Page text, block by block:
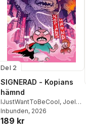
Del 2
SIGNERAD - Kopians
hämnd
IJustWantToBeCool, Joel
Adolphson,Emil Ejdemo
Beer ,Victor Beer
Inbunden, 2026
189 kr